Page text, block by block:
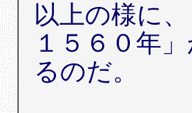
以上の様に
１５６０年
るのだ。